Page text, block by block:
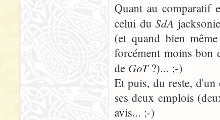
Quant au comparatif
celui duSdA
(et quand bien
forcément moins bon
de GoT?)... ;-)
Et puis, du reste, d'un
ses deux emplois
avis... ;-)